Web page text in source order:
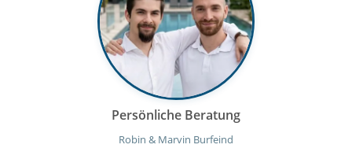
Persönliche Beratung
Robin & Marvin Burfeind